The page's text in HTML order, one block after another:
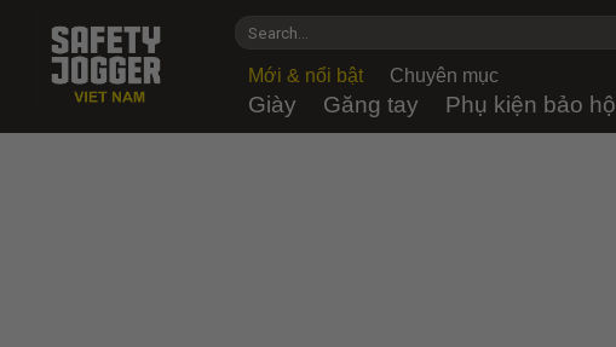
content
Search
Mới & nổi bật Chuyên mục
Giày Găng tay Phụ kiện bảo hộ